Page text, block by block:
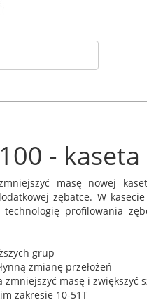
-
masę nowej
zębatce. W
technologię profilowania
grup
zmianę przełożeń
zmniejszyć masę i zwiększyć
zakresie 10-51T